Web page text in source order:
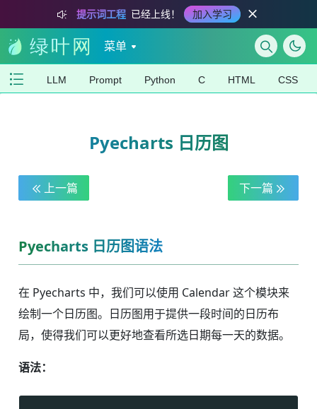
提示词工程 已经上线！ 加入学习
菜单
LLM Prompt Python C HTML CSS
Pyecharts 日历图
上一篇 下一篇
Pyecharts 日历图语法
在 Pyecharts 中，我们可以使用 Calendar 这个模块来
绘制一个日历图。日历图用于提供一段时间的日历布
局，使得我们可以更好地查看所选日期每一天的数据。
语法：